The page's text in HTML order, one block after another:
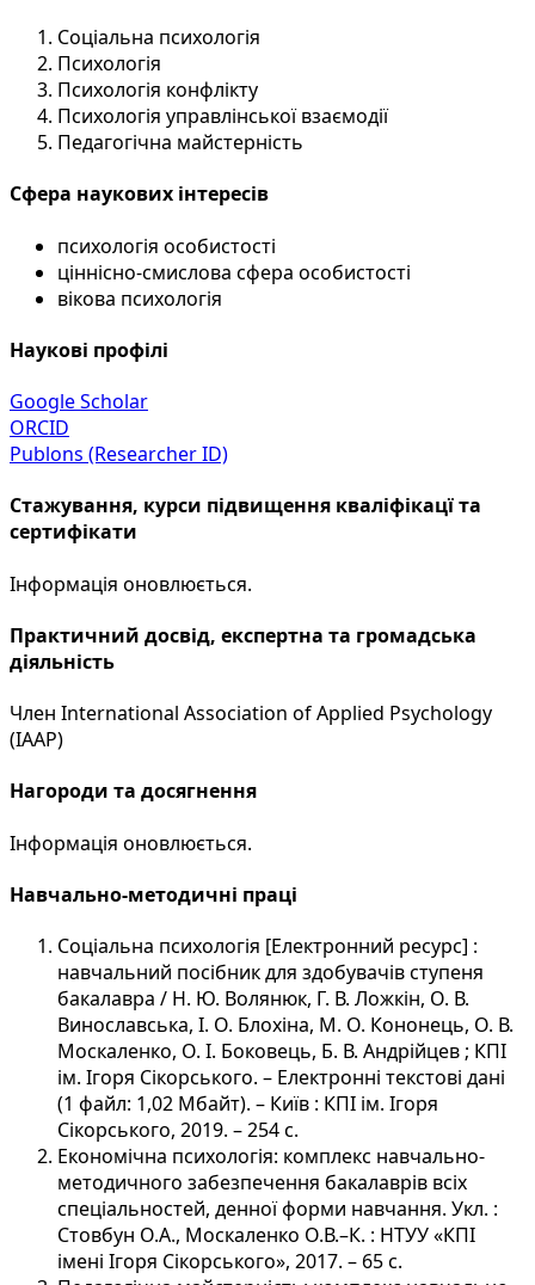
Соціальна психологія
Психологія
Психологія конфлікту
Психологія управлінської взаємодії
Педагогічна майстерність
Сфера наукових інтересів
психологія особистості
ціннісно-смислова сфера особистості
вікова психологія
Наукові профілі
Google Scholar
ORCID
Publons (Researcher ID)
Стажування, курси підвищення кваліфікацї та
сертифікати
Інформація оновлюється.
Практичний досвід, експертна та громадська
діяльність
Член International Association of Applied Psychology
(IAAP)
Нагороди та досягнення
Інформація оновлюється.
Навчально-методичні праці
Соціальна психологія [Електронний ресурс] :
навчальний посібник для здобувачів ступеня
бакалавра / Н. Ю. Волянюк, Г. В. Ложкін, О. В.
Винославська, І. О. Блохіна, М. О. Кононець, О. В.
Москаленко, О. І. Боковець, Б. В. Андрійцев ; КПІ
ім. Ігоря Сікорського. – Електронні текстові дані
(1 файл: 1,02 Мбайт). – Київ : КПІ ім. Ігоря
Сікорського, 2019. – 254 с.
Економічна психологія: комплекс навчально-
методичного забезпечення бакалаврів всіх
спеціальностей, денної форми навчання. Укл. :
Стовбун О.А., Москаленко О.В.–К. : НТУУ «КПІ
імені Ігоря Сікорського», 2017. – 65 с.